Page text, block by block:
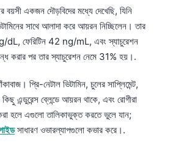
একজন দৌড়বিদের মধ্যে দেখেছি, যিনি
সাথে আলাদা করে আয়রন নিচ্ছিলেন। তার
dL, ফেরিটিন 42 ng/mL, এবং স্যাচুরেশন
করার পর তার স্যাচুরেশন নেমে 31% হয়।.
প্রি-নেটাল ভিটামিন, চুলের সাপ্লিমেন্ট,
এন্ডুরেন্স ব্লেন্ডে আয়রন থাকে, এবং রোগীরা
হলে এগুলো তালিকাভুক্ত করতে ভুলে যান;
সাধারণ ওভারল্যাপগুলো কভার করে।.